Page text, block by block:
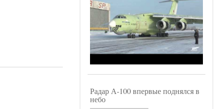
Радар А-100 впервые поднялся в
небо